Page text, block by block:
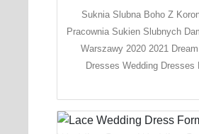
Suknia Slubna Boho Z
Pracownia Sukien Slubnych
Warszawy 2020 2021
Dresses Wedding Dresses